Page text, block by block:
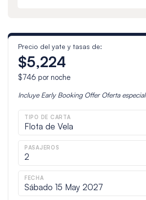
Precio del yate y tasas de:
$5,224
$746 por noche
Incluye Early Booking OfferOferta especial
TIPO DE CARTA
Flota de Vela
PASAJEROS
2
FECHA
Sábado 15 May 2027